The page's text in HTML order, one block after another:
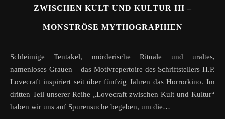
ZWISCHEN KULT UND KULTUR III –
MONSTRÖSE MYTHOGRAPHIEN
Schleimige Tentakel, mörderische Rituale und uraltes,
namenloses Grauen – das Motivrepertoire des Schriftstellers H.P.
Lovecraft inspiriert seit über fünfzig Jahren das Horrorkino. Im
dritten Teil unserer Reihe „Lovecraft zwischen Kult und Kultur“
haben wir uns auf Spurensuche begeben, um die…